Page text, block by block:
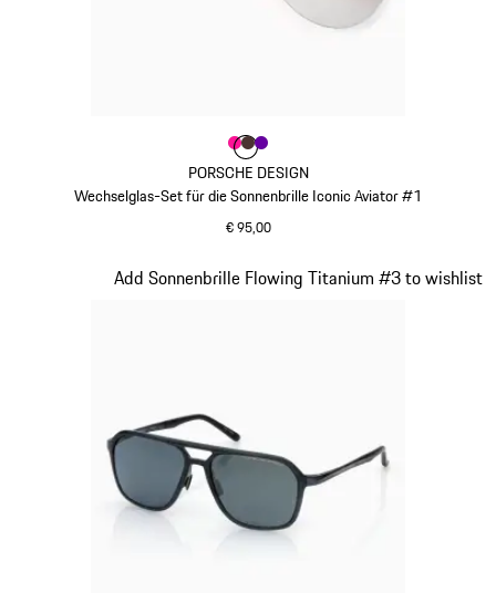
PORSCHE DESIGN
Wechselglas-Set für die Sonnenbrille Iconic Aviator #1
€ 95,00
Farbe
Farbe
FarbeFarbe
Add Sonnenbrille Flowing Titanium #3 to wishlist
Slide 8 von 21